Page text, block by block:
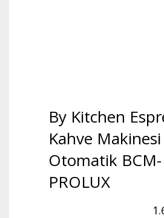
By Kitchen
Kahve
Otomatik BCM-
PROLUX